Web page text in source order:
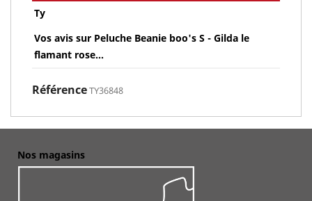
Ty
Vos avis sur Peluche Beanie boo's S - Gilda le
flamant rose...
RéférenceTY36848
Nos magasins